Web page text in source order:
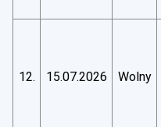
12. 15.07.2026 Wolny